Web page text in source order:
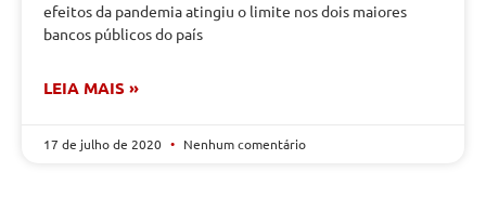
efeitos da pandemia atingiu o limite nos dois maiores
bancos públicos do país
LEIA MAIS »
17 de julho de 2020 Nenhum comentário